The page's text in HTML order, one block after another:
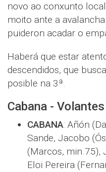
novo ao conxunto
moito ante a
puideron acadar o
Haberá que estar
descendidos, que
posible na 3ª.
Cabana -
CABANA: Añón
Sande, Jacobo
(Marcos, min.75),
Eloi Pereira